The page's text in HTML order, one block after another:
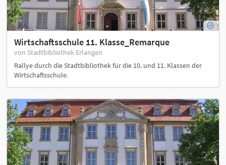
Wirtschaftsschule 11. Klasse_Remarque
von Stadtbibliothek Erlangen
Rallye durch die Stadtbibliothek für die 10. und 11. Klassen der
Wirtschaftsschule.